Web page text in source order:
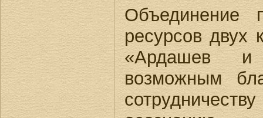
Объединение
ресурсов двух
«Ардашев и
возможным